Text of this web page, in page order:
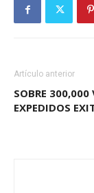
Artículo anterior
SOBRE 300,000
EXPEDIDOS